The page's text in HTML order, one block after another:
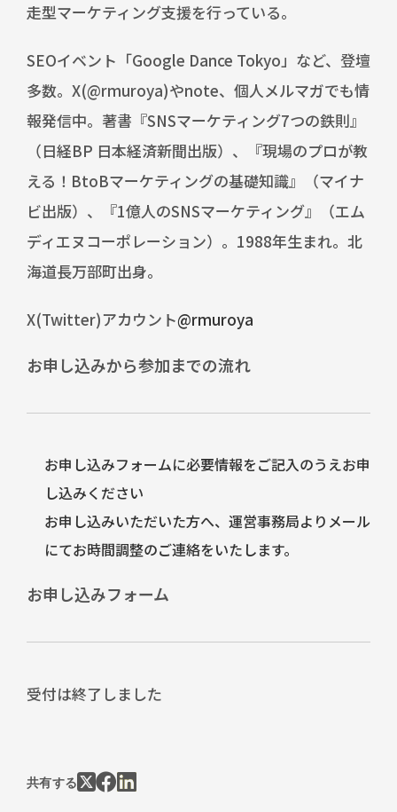
走型マーケティング支援を行っている。
SEOイベント「Google Dance Tokyo」など、登壇
多数。X(@rmuroya)やnote、個人メルマガでも情
報発信中。著書『SNSマーケティング7つの鉄則』
（日経BP 日本経済新聞出版）、『現場のプロが教
える！BtoBマーケティングの基礎知識』（マイナ
ビ出版）、『1億人のSNSマーケティング』（エム
ディエヌコーポレーション）。1988年生まれ。北
海道長万部町出身。
X(Twitter)アカウント@rmuroya
お申し込みから参加までの流れ
お申し込みフォームに必要情報をご記入のうえお申
し込みください
お申し込みいただいた方へ、運営事務局よりメール
にてお時間調整のご連絡をいたします。
お申し込みフォーム
受付は終了しました
共有する